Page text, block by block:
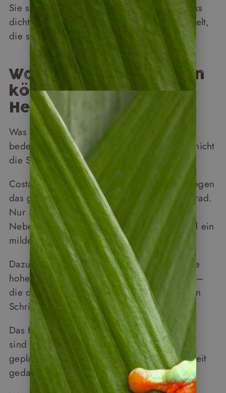
Sie sitzen gemütlich im Boot, rechts und links
dichter Regenwald. Darin Costa Ricas Tierwelt,
die sich mal mehr, mal weniger zeigt.
Was sind die wirklichen
körperlichen
Herausforderungen?
Was manche bei der Reiseplanung oft nicht
bedenken: Die größte Herausforderung ist nicht
die Strecke, sondern das Klima.
Costa Rica ist tropisch. Die Temperaturen liegen
das ganze Jahr über zwischen 28 und 35 Grad.
Nur in Höhenlagen – etwa im Monteverde
Nebelwald – erwartet Sie mit rund 25 Grad ein
milderes Klima.
Dazu kommt in den Regenwaldgebieten eine
hohe Luftfeuchtigkeit von bis zu 90 Prozent –
die drückt auf den Kreislauf und macht jeden
Schritt etwas schwerer.
Das Klima fordert den Organismus. Deshalb
sind viele Ausflüge bewusst am Vormittag
geplant, und der Nachmittag als Erholungszeit
gedacht.